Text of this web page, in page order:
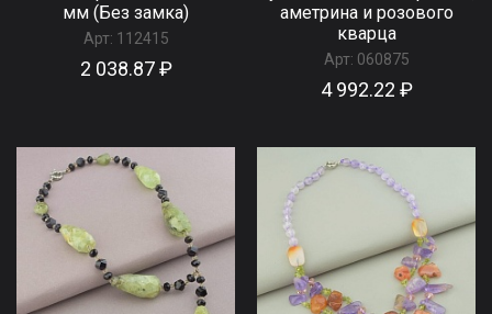
мм (Без замка)
Арт: 112415
2 038.87 ₽
аметрина и розового
кварца
Арт: 060875
4 992.22 ₽